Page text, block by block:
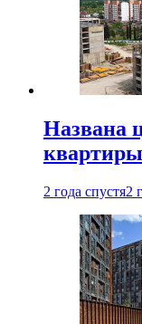
Названа
2 года спустя2